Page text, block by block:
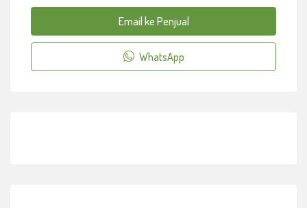
Email ke Penjual
WhatsApp